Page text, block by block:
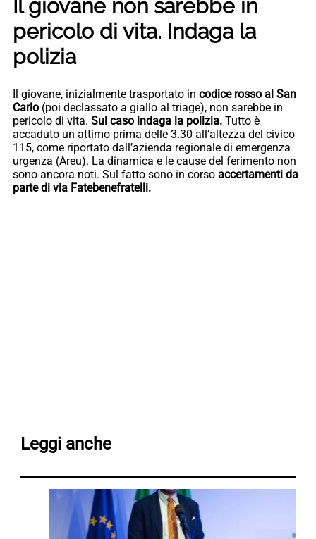
Il giovane non sarebbe in
pericolo di vita. Indaga la
polizia
Il giovane, inizialmente trasportato in codice rosso al San
Carlo (poi declassato a giallo al triage), non sarebbe in
pericolo di vita. Sul caso indaga la polizia. Tutto è
accaduto un attimo prima delle 3.30 all’altezza del civico
115, come riportato dall’azienda regionale di emergenza
urgenza (Areu). La dinamica e le cause del ferimento non
sono ancora noti. Sul fatto sono in corso accertamenti da
parte di via Fatebenefratelli.
Leggi anche